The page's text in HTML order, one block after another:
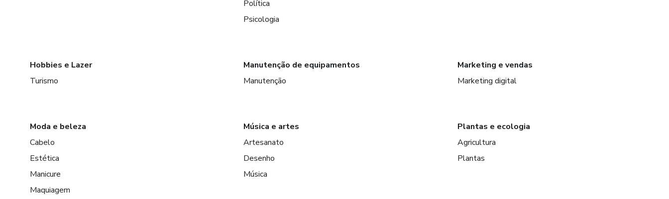
Política
Psicologia
Hobbies e Lazer
Turismo
Manutenção de equipamentos
Manutenção
Marketing e vendas
Marketing digital
Moda e beleza
Cabelo
Estética
Manicure
Maquiagem
Música e artes
Artesanato
Desenho
Música
Plantas e ecologia
Agricultura
Plantas